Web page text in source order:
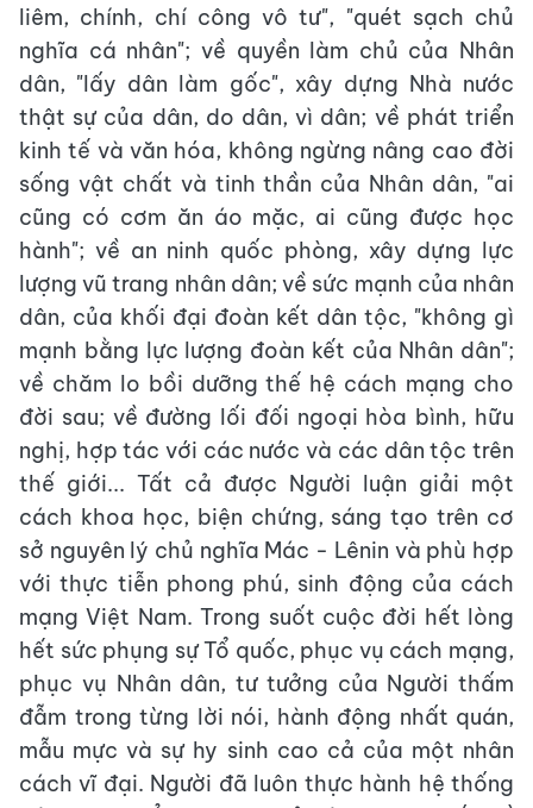
liêm, chính, chí công vô tư", "quét sạch chủ
nghĩa cá nhân"; về quyền làm chủ của Nhân
dân, "lấy dân làm gốc", xây dựng Nhà nước
thật sự của dân, do dân, vì dân; về phát triển
kinh tế và văn hóa, không ngừng nâng cao đời
sống vật chất và tinh thần của Nhân dân, "ai
cũng có cơm ăn áo mặc, ai cũng được học
hành"; về an ninh quốc phòng, xây dựng lực
lượng vũ trang nhân dân; về sức mạnh của nhân
dân, của khối đại đoàn kết dân tộc, "không gì
mạnh bằng lực lượng đoàn kết của Nhân dân";
về chăm lo bồi dưỡng thế hệ cách mạng cho
đời sau; về đường lối đối ngoại hòa bình, hữu
nghị, hợp tác với các nước và các dân tộc trên
thế giới... Tất cả được Người luận giải một
cách khoa học, biện chứng, sáng tạo trên cơ
sở nguyên lý chủ nghĩa Mác - Lênin và phù hợp
với thực tiễn phong phú, sinh động của cách
mạng Việt Nam. Trong suốt cuộc đời hết lòng
hết sức phụng sự Tổ quốc, phục vụ cách mạng,
phục vụ Nhân dân, tư tưởng của Người thấm
đẫm trong từng lời nói, hành động nhất quán,
mẫu mực và sự hy sinh cao cả của một nhân
cách vĩ đại. Người đã luôn thực hành hệ thống